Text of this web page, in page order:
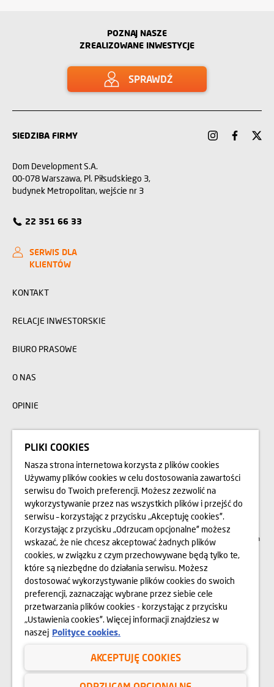
POZNAJ NASZE
ZREALIZOWANE INWESTYCJE
SPRAWDŹ
SIEDZIBA FIRMY
Dom Development S.A.
00-078 Warszawa, Pl. Piłsudskiego 3,
budynek Metropolitan, wejście nr 3
22 351 66 33
SERWIS DLA
KLIENTÓW
KONTAKT
RELACJE INWESTORSKIE
BIURO PRASOWE
O NAS
OPINIE
BLOG
Przedstawione na stronie internetowej www.domd.pl wizualizacje, animacje oraz
modele budynku mają charakter poglądowy. Wygląd budynku oraz
zagospodarowanie terenu mogą nieznacznie ulec zmianie na etapie realizacji.
Zmianie nie ulegną istotne cechy świadczenia oraz funkcjonalność budynku.
Wszelkie prawa zastrzeżone. Prawa do używania, kopiowania i rozpowszechniania
wszelkich danych i materiałów dostępnych na niniejszej stronie internetowej
podlegają w szczególności przepisom ustawy z dnia 4 lutego 1994 r. o Prawie
autorskim i prawach pokrewnych (Dz. U. 2006 Nr 90 poz. 631 z późn. zm.).
Wykorzystywanie danych lub materiałów z niniejszej strony w jakichkolwiek celach
wymaga każdorazowo pisemnej zgody Dom Development S.A. W przypadku
zapotrzebowania na w/w materiały prosimy o kontakt na adres:
Sąd Rejonowy dla m.st. Warszawy w Warszawie | XII Wydział Gospodarczy
Krajowego Rejestru Sądowego | Kapitał zakładowy: 25.798.422 zł | Kapitał
wpłacony: 25.798.422 zł | KRS 0000031483 i NIP 525-14-92-233
Polityka prywatności
Regulamin serwisu internetowego
PLIKI COOKIES
Nasza strona internetowa korzysta z plików cookies
Używamy plików cookies w celu dostosowania zawartości
serwisu do Twoich preferencji. Możesz zezwolić na
wykorzystywanie przez nas wszystkich plików i przejść do
serwisu – korzystając z przycisku „Akceptuję cookies”.
Korzystając z przycisku „Odrzucam opcjonalne” możesz
wskazać, że nie chcesz akceptować żadnych plików
cookies, w związku z czym przechowywane będą tylko te,
które są niezbędne do działania serwisu. Możesz
dostosować wykorzystywanie plików cookies do swoich
preferencji, zaznaczając wybrane przez siebie cele
przetwarzania plików cookies - korzystając z przycisku
„Ustawienia cookies”. Więcej informacji znajdziesz w
naszej Polityce cookies.
AKCEPTUJĘ COOKIES